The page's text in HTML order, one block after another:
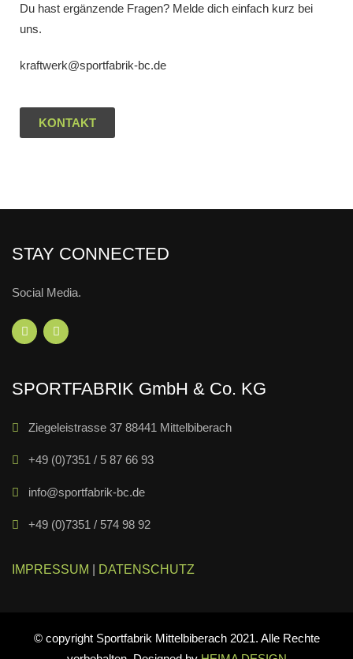
Du hast ergänzende Fragen? Melde dich einfach kurz bei
uns.
kraftwerk@sportfabrik-bc.de
KONTAKT
STAY CONNECTED
Social Media.
SPORTFABRIK GmbH & Co. KG
Ziegeleistrasse 37 88441 Mittelbiberach
+49 (0)7351 / 5 87 66 93
info@sportfabrik-bc.de
+49 (0)7351 / 574 98 92
IMPRESSUM DATENSCHUTZ
© copyright Sportfabrik Mittelbiberach 2021. Alle Rechte